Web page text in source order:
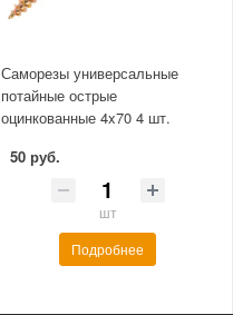
Саморезы универсальные
потайные острые
оцинкованные 4x70 4 шт.
50 руб.
шт
Подробнее